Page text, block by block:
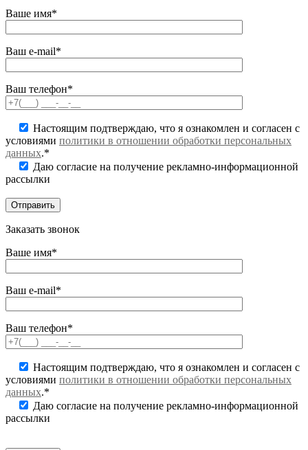
Ваше имя*
Ваш e-mail*
Ваш телефон*
Настоящим подтверждаю, что я ознакомлен и согласен с
условиями политики в отношении обработки персональных
данных.*
Даю согласие на получение рекламно-информационной
рассылки
Заказать звонок
Ваше имя*
Ваш e-mail*
Ваш телефон*
Настоящим подтверждаю, что я ознакомлен и согласен с
условиями политики в отношении обработки персональных
данных.*
Даю согласие на получение рекламно-информационной
рассылки